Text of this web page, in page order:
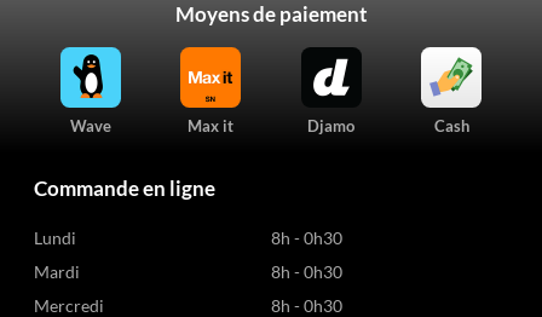
Moyens de paiement
Wave Max it Djamo Cash
Commande en ligne
Lundi
8h - 0h30
Mardi
8h - 0h30
Mercredi
8h - 0h30